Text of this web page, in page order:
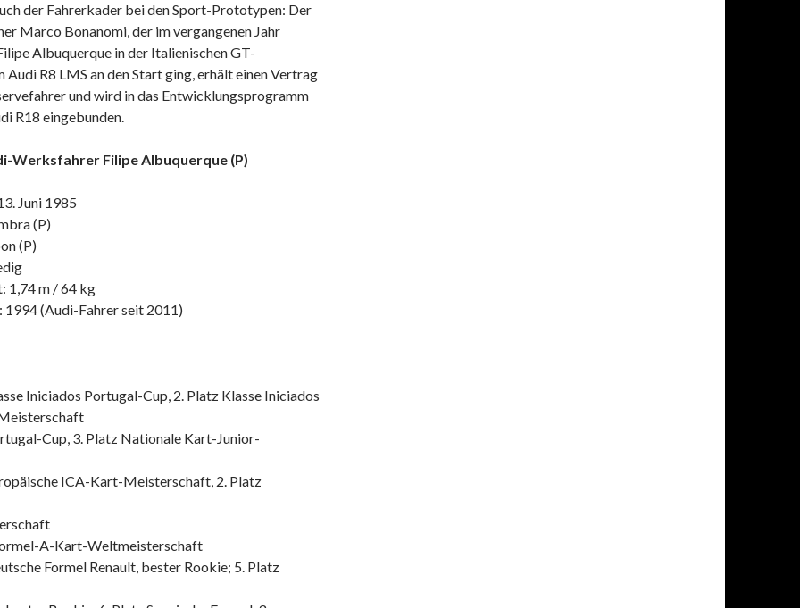
der Fahrerkader bei den Sport-Prototypen: Der
Marco Bonanomi, der im vergangenen Jahr
Albuquerque in der Italienischen GT-
R8 LMS an den Start ging, erhält einen Vertrag
und wird in das Entwicklungsprogramm
R18 eingebunden.
Werksfahrer Filipe Albuquerque (P)
Juni 1985
(P)
(P)
1,74 m / 64 kg
(Audi-Fahrer seit 2011)
Iniciados Portugal-Cup, 2. Platz Klasse Iniciados
Cup, 3. Platz Nationale Kart-Junior-
ICA-Kart-Meisterschaft, 2. Platz
A-Kart-Weltmeisterschaft
Formel Renault, bester Rookie; 5. Platz